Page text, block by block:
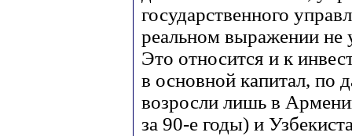
государственного
реальном выражении не
Это относится и к
в основной капитал, по
возросли лишь в
за 90-е годы) и